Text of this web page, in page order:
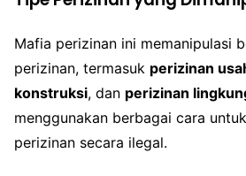
Mafia perizinan ini memanipulasi
perizinan, termasuk perizinan
konstruksi, dan perizinan
menggunakan berbagai cara
perizinan secara ilegal.